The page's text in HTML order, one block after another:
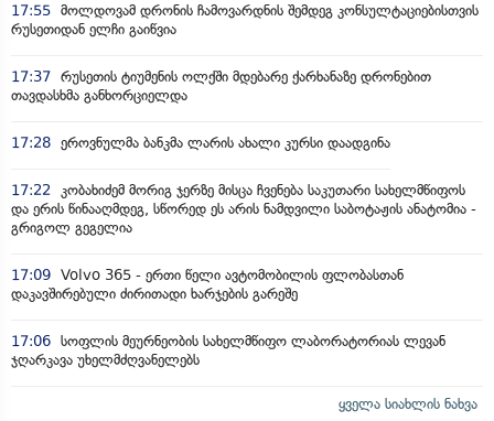
17:55 მოლდოვამ დრონის ჩამოვარდნის შემდეგ კონსულტაციებისთვის
რუსეთიდან ელჩი გაიწვია
17:37 რუსეთის ტიუმენის ოლქში მდებარე ქარხანაზე დრონებით
თავდასხმა განხორციელდა
17:28 ეროვნულმა ბანკმა ლარის ახალი კურსი დაადგინა
17:22
კობახიძემ მორიგ ჯერზე მისცა ჩვენება საკუთარი სახელმწიფოს
და ერის წინააღმდეგ, სწორედ ეს არის ნამდვილი საბოტაჟის ანატომია -
გრიგოლ გეგელია
17:09 Volvo 365 - ერთი წელი ავტომობილის ფლობასთან
დაკავშირებული ძირითადი ხარჯების გარეშე
17:06 სოფლის მეურნეობის სახელმწიფო ლაბორატორიას ლევან
ჯღარკავა უხელმძღვანელებს
ყველა სიახლის ნახვა